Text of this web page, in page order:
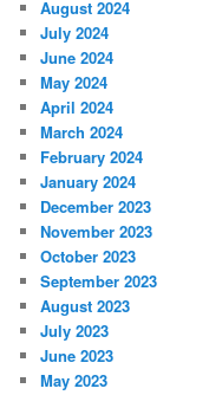
August 2024
July 2024
June 2024
May 2024
April 2024
March 2024
February 2024
January 2024
December 2023
November 2023
October 2023
September 2023
August 2023
July 2023
June 2023
May 2023